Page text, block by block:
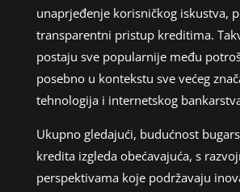
unaprjeđenje korisničkog iskustva,
transparentni pristup kreditima.
postaju sve popularnije među
posebno u kontekstu sve većeg
tehnologija i internetskog
Ukupno gledajući, budućnost
kredita izgleda obećavajuća, s
perspektivama koje podržavaju